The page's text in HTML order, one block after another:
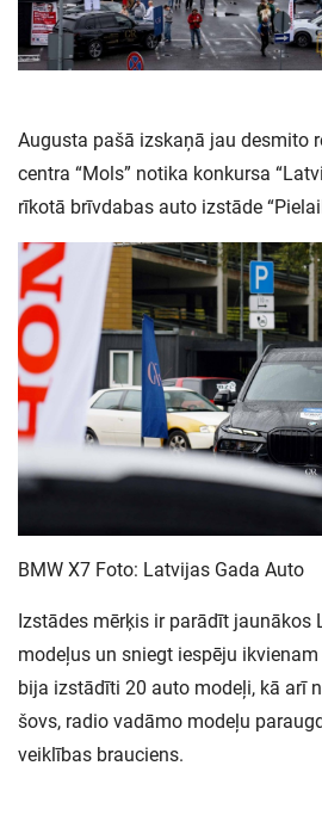
Augusta pašā izskaņā jau desmito
centra “Mols” notika konkursa
rīkotā brīvdabas auto izstāde
BMW X7 Foto: Latvijas Gada Auto
Izstādes mērķis ir parādīt jaunākos
modeļus un sniegt iespēju
bija izstādīti 20 auto modeļi, kā arī
šovs, radio vadāmo modeļu
veiklības brauciens.